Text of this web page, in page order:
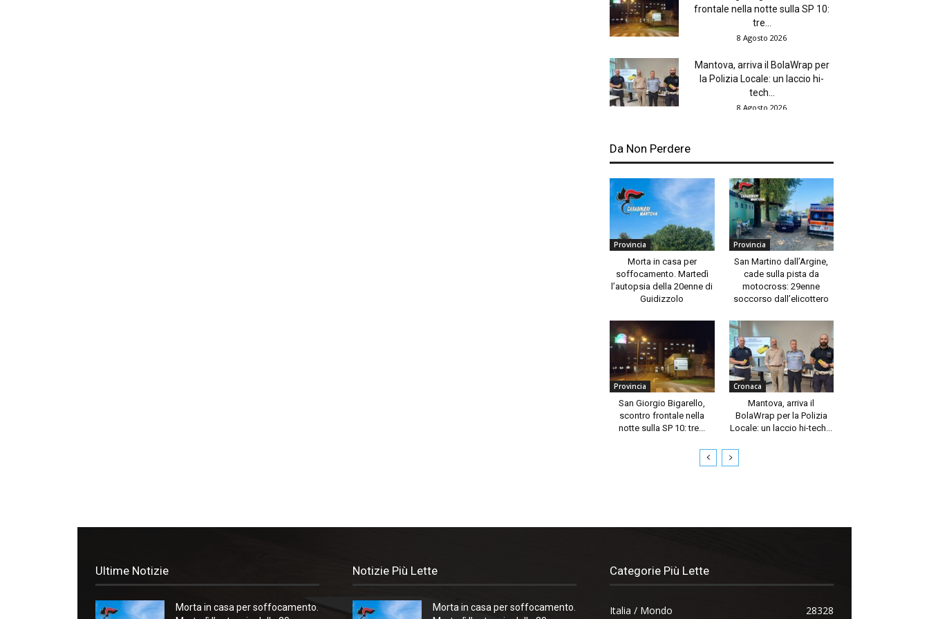
frontale nella notte sulla SP 10:
tre...
8 Agosto 2026
Mantova, arriva il BolaWrap per
la Polizia Locale: un laccio hi-
tech...
8 Agosto 2026
Da Non Perdere
Provincia
Morta in casa per
soffocamento. Martedì
l’autopsia della 20enne di
Guidizzolo
Provincia
San Martino dall’Argine,
cade sulla pista da
motocross: 29enne
soccorso dall’elicottero
Provincia
San Giorgio Bigarello,
scontro frontale nella
notte sulla SP 10: tre...
Cronaca
Mantova, arriva il
BolaWrap per la Polizia
Locale: un laccio hi-tech...
Ultime Notizie
Morta in casa per soffocamento.
Notizie Più Lette
Morta in casa per soffocamento.
Categorie Più Lette
Italia / Mondo 28328